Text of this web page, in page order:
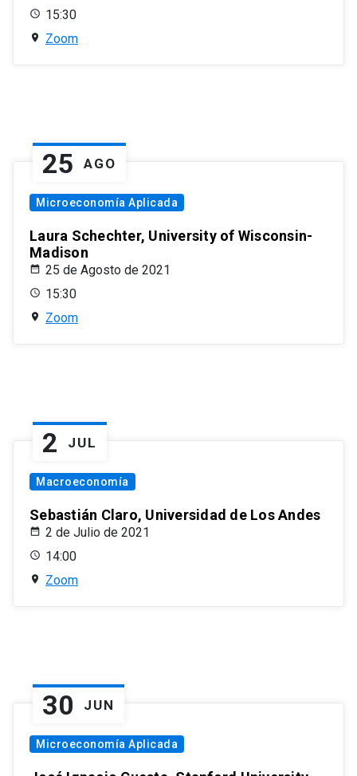
15:30
Zoom
25 AGO
Microeconomía Aplicada
Laura Schechter, University of Wisconsin-
Madison
25 de Agosto de 2021
15:30
Zoom
2 JUL
Macroeconomía
Sebastián Claro, Universidad de Los Andes
2 de Julio de 2021
14:00
Zoom
30 JUN
Microeconomía Aplicada